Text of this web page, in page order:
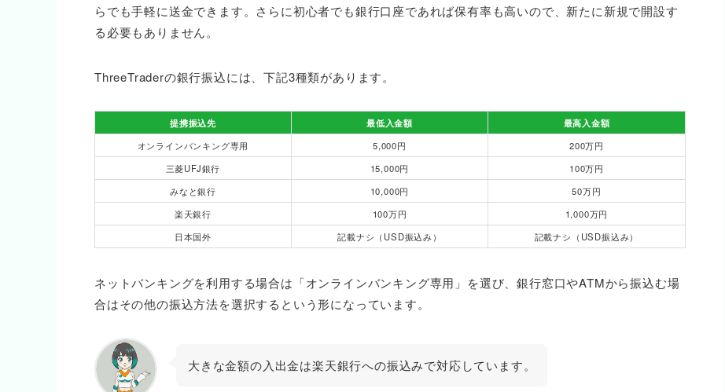
らでも手軽に送金できます。さらに初心者でも銀行口座であれば保有率も高いので、新たに新規で開設す
る必要もありません。
ThreeTraderの銀行振込には、下記3種類があります。
提携振込先 最低入金額
最高入金額
オンラインバンキング専用
5,000円
200万円
三菱UFJ銀行
15,000円
100万円
みなと銀行
10,000円
50万円
楽天銀行
100万円
1,000万円
日本国外
記載ナシ（USD振込み） 記載ナシ（USD振込み）
ネットバンキングを利用する場合は「オンラインバンキング専用」を選び、銀行窓口やATMから振込む場
合はその他の振込方法を選択するという形になっています。
大きな金額の入出金は楽天銀行への振込みで対応しています。